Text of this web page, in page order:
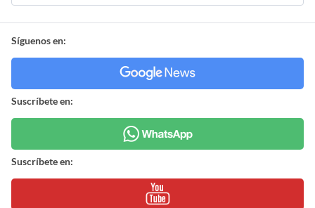
Síguenos en:
Suscríbete en:
Suscríbete en: